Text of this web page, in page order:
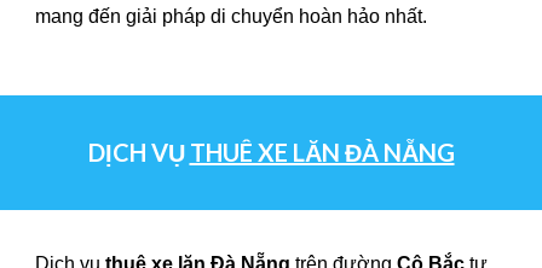
mang đến giải pháp di chuyển hoàn hảo nhất.
DỊCH VỤ THUÊ XE LĂN ĐÀ NẴNG
Dịch vụthuê xe lăn Đà Nẵng trên đườngCô Bắc tự